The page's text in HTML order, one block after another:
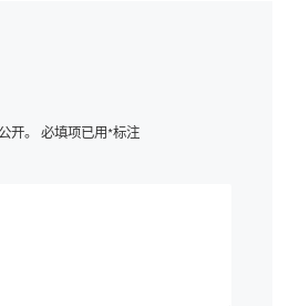
开。 必填项已用*标注